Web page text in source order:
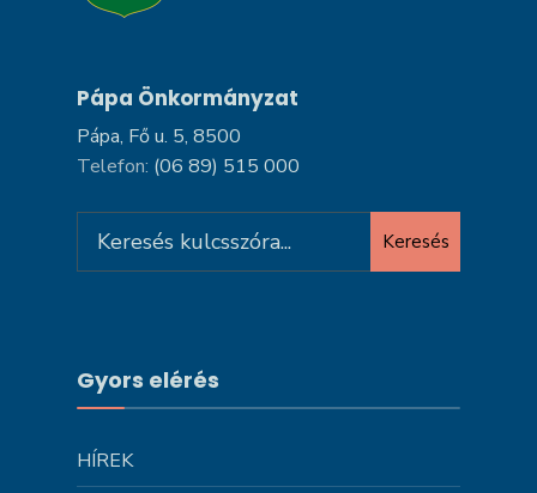
Pápa Önkormányzat
Pápa, Fő u. 5, 8500
Telefon: (06 89) 515 000
for:
Keresés
Gyors elérés
HÍREK